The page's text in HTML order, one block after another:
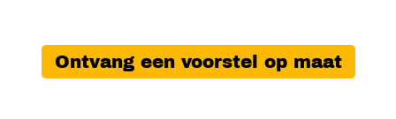
Ontvang een voorstel op maat